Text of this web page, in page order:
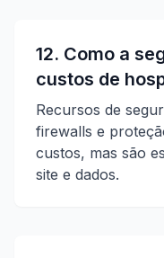
12. Como a
custos de
Recursos de
firewalls e
custos, mas são
site e dados.